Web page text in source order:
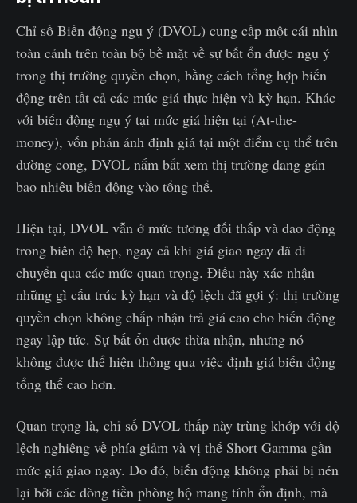
Chỉ số Biến động ngụ ý (DVOL) cung cấp một cái nhìn
toàn cảnh trên toàn bộ bề mặt về sự bất ổn được ngụ ý
trong thị trường quyền chọn, bằng cách tổng hợp biến
động trên tất cả các mức giá thực hiện và kỳ hạn. Khác
với biến động ngụ ý tại mức giá hiện tại (At-the-
money), vốn phản ánh định giá tại một điểm cụ thể trên
đường cong, DVOL nắm bắt xem thị trường đang gán
bao nhiêu biến động vào tổng thể.
Hiện tại, DVOL vẫn ở mức tương đối thấp và dao động
trong biên độ hẹp, ngay cả khi giá giao ngay đã di
chuyển qua các mức quan trọng. Điều này xác nhận
những gì cấu trúc kỳ hạn và độ lệch đã gợi ý: thị trường
quyền chọn không chấp nhận trả giá cao cho biến động
ngay lập tức. Sự bất ổn được thừa nhận, nhưng nó
không được thể hiện thông qua việc định giá biến động
tổng thể cao hơn.
Quan trọng là, chỉ số DVOL thấp này trùng khớp với độ
lệch nghiêng về phía giảm và vị thế Short Gamma gần
mức giá giao ngay. Do đó, biến động không phải bị nén
lại bởi các dòng tiền phòng hộ mang tính ổn định, mà